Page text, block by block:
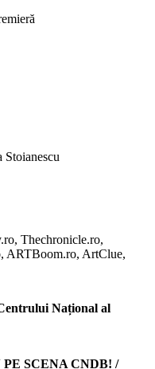
Thechronicle.ro,
ARTBoom.ro, ArtClue,
Național al
SCENA CNDB! /